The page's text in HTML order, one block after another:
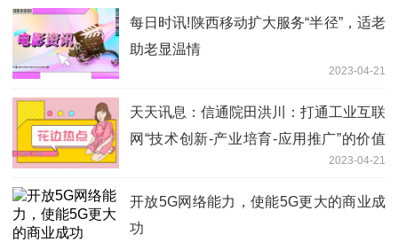
每日时讯!陕西移动扩大服务“半径”，适老
助老显温情
2023-04-21
天天讯息：信通院田洪川：打通工业互联
网“技术创新-产业培育-应用推广”的价值
2023-04-21
开放5G网络能力，使能5G更大的商业成
功